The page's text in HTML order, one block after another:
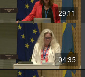
29:11
04:35